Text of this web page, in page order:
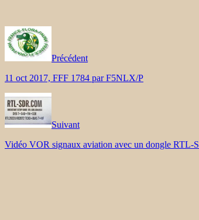
Précédent
11 oct 2017, FFF 1784 par F5NLX/P
Suivant
Vidéo VOR signaux aviation avec un dongle RTL-